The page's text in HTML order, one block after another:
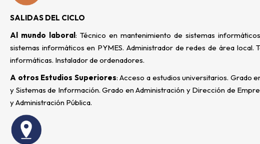
SALIDAS DEL CICLO
Al mundo laboral: Técnico en mantenimiento de sistemas
sistemas informáticos en PYMES. Administrador de redes de área
informáticas. Instalador de ordenadores.
A otros Estudios Superiores: Acceso a estudios universitarios. Grado
y Sistemas de Información. Grado en Administración y Dirección de
y Administración Pública.